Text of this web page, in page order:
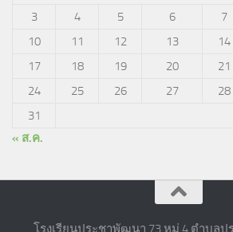
3
4 5 6 7
10
11 12 13 14
17
18 19 20 21
24
25 26 27 28
31
« ส.ค.
โรงเรียนประชาพัฒนา 73 หมู่ 4 ตำบล